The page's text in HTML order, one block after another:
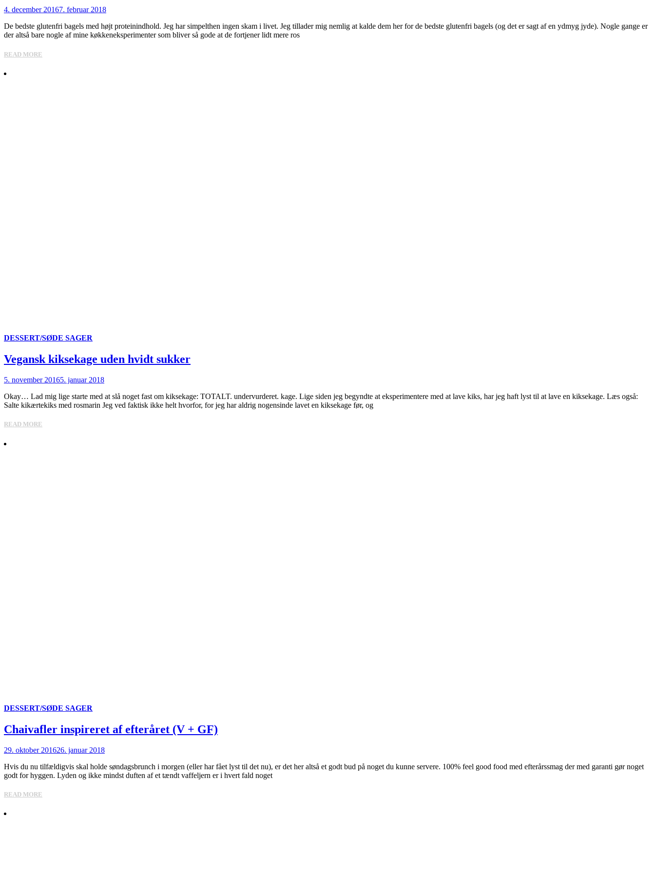
4. december 20167. februar 2018
De bedste glutenfri bagels med højt proteinindhold. Jeg har simpelthen ingen skam i livet. Jeg tillader mig nemlig at kalde dem her for de bedste glutenfri bagels (og det er sagt af en ydmyg jyde). Nogle gange er
der altså bare nogle af mine køkkeneksperimenter som bliver så gode at de fortjener lidt mere ros
READ MORE
DESSERT/SØDE SAGER
Vegansk kiksekage uden hvidt sukker
5. november 20165. januar 2018
Okay… Lad mig lige starte med at slå noget fast om kiksekage: TOTALT. undervurderet. kage. Lige siden jeg begyndte at eksperimentere med at lave kiks, har jeg haft lyst til at lave en kiksekage. Læs også:
Salte kikærtekiks med rosmarin Jeg ved faktisk ikke helt hvorfor, for jeg har aldrig nogensinde lavet en kiksekage før, og
READ MORE
DESSERT/SØDE SAGER
Chaivafler inspireret af efteråret (V + GF)
29. oktober 201626. januar 2018
Hvis du nu tilfældigvis skal holde søndagsbrunch i morgen (eller har fået lyst til det nu), er det her altså et godt bud på noget du kunne servere. 100% feel good food med efterårssmag der med garanti gør noget
godt for hyggen. Lyden og ikke mindst duften af et tændt vaffeljern er i hvert fald noget
READ MORE